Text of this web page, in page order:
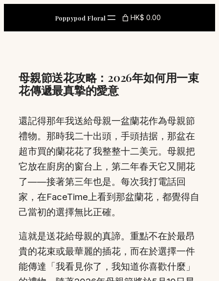
content
Poppypod Floral HK$ 0.00
母親節送花攻略：2026年如何用一束
花傳遞最真摯的愛意
還記得那年我送給母親一盆蘭花作為母親節
禮物。那時我二十出頭，手頭拮据，那盆在
超市買的蘭花花了我整整十二美元。母親把
它放在廚房的窗台上，第二年春天它又開花
了——接著第三年也是。每次我打電話回
家，在FaceTime上看到那盆蘭花，都覺得自
己當初的選擇無比正確。
這就是送花給母親的真諦。重點不在於最昂
貴的花束或最華麗的插花，而在於選擇一件
能傳達「我看見你了，我知道你喜歡什麼」